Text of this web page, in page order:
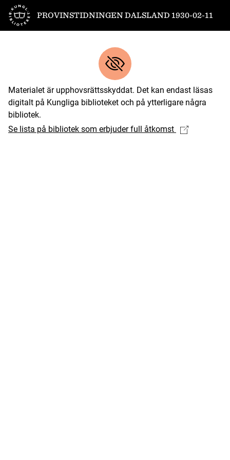
Till startsidan
PROVINSTIDNINGEN DALSLAND 1930-02-11
Materialet är upphovsrättsskyddat. Det kan endast läsas
digitalt på Kungliga biblioteket och på ytterligare några
bibliotek.
Se lista på bibliotek som erbjuder full åtkomst